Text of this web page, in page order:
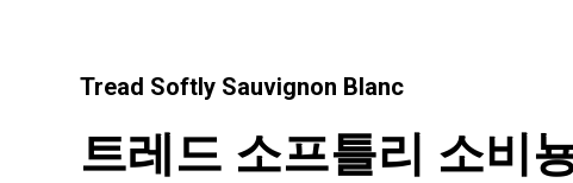
Tread Softly Sauvignon Blanc
트레드 소프틀리 소비